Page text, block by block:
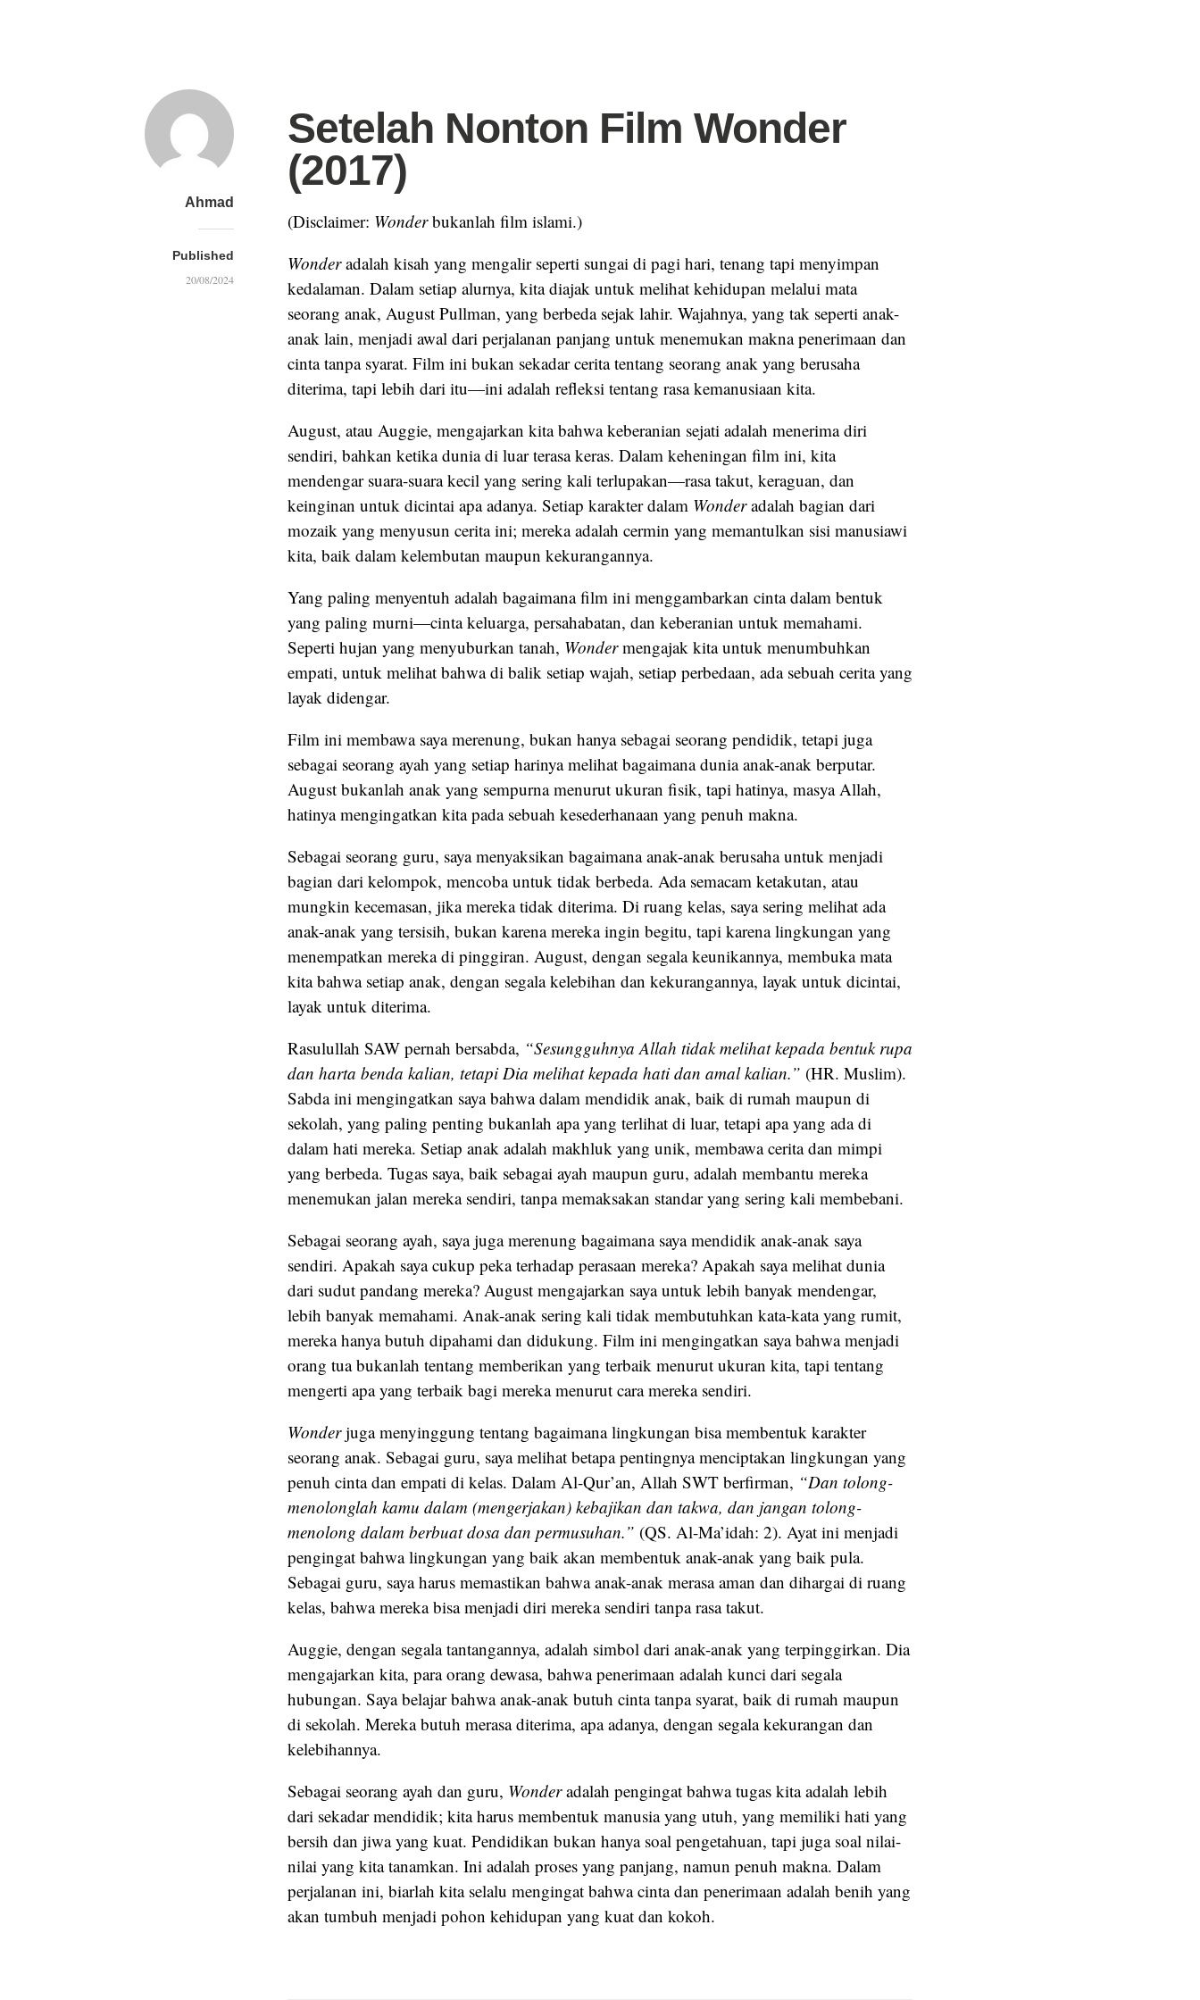
Ahmad
Published
20/08/2024
Setelah Nonton Film Wonder
(2017)
(Disclaimer: Wonderbukanlah film islami.)
Wonderadalah kisah yang mengalir seperti sungai di pagi hari, tenang tapi menyimpan
kedalaman. Dalam setiap alurnya, kita diajak untuk melihat kehidupan melalui mata
seorang anak, August Pullman, yang berbeda sejak lahir. Wajahnya, yang tak seperti anak-
anak lain, menjadi awal dari perjalanan panjang untuk menemukan makna penerimaan dan
cinta tanpa syarat. Film ini bukan sekadar cerita tentang seorang anak yang berusaha
diterima, tapi lebih dari itu—ini adalah refleksi tentang rasa kemanusiaan kita.
August, atau Auggie, mengajarkan kita bahwa keberanian sejati adalah menerima diri
sendiri, bahkan ketika dunia di luar terasa keras. Dalam keheningan film ini, kita
mendengar suara-suara kecil yang sering kali terlupakan—rasa takut, keraguan, dan
keinginan untuk dicintai apa adanya. Setiap karakter dalam Wonderadalah bagian dari
mozaik yang menyusun cerita ini; mereka adalah cermin yang memantulkan sisi manusiawi
kita, baik dalam kelembutan maupun kekurangannya.
Yang paling menyentuh adalah bagaimana film ini menggambarkan cinta dalam bentuk
yang paling murni—cinta keluarga, persahabatan, dan keberanian untuk memahami.
Seperti hujan yang menyuburkan tanah, Wondermengajak kita untuk menumbuhkan
empati, untuk melihat bahwa di balik setiap wajah, setiap perbedaan, ada sebuah cerita yang
layak didengar.
Film ini membawa saya merenung, bukan hanya sebagai seorang pendidik, tetapi juga
sebagai seorang ayah yang setiap harinya melihat bagaimana dunia anak-anak berputar.
August bukanlah anak yang sempurna menurut ukuran fisik, tapi hatinya, masya Allah,
hatinya mengingatkan kita pada sebuah kesederhanaan yang penuh makna.
Sebagai seorang guru, saya menyaksikan bagaimana anak-anak berusaha untuk menjadi
bagian dari kelompok, mencoba untuk tidak berbeda. Ada semacam ketakutan, atau
mungkin kecemasan, jika mereka tidak diterima. Di ruang kelas, saya sering melihat ada
anak-anak yang tersisih, bukan karena mereka ingin begitu, tapi karena lingkungan yang
menempatkan mereka di pinggiran. August, dengan segala keunikannya, membuka mata
kita bahwa setiap anak, dengan segala kelebihan dan kekurangannya, layak untuk dicintai,
layak untuk diterima.
Rasulullah SAW pernah bersabda, “Sesungguhnya Allah tidak melihat kepada bentuk rupa
dan harta benda kalian, tetapi Dia melihat kepada hati dan amal kalian.” (HR. Muslim).
Sabda ini mengingatkan saya bahwa dalam mendidik anak, baik di rumah maupun di
sekolah, yang paling penting bukanlah apa yang terlihat di luar, tetapi apa yang ada di
dalam hati mereka. Setiap anak adalah makhluk yang unik, membawa cerita dan mimpi
yang berbeda. Tugas saya, baik sebagai ayah maupun guru, adalah membantu mereka
menemukan jalan mereka sendiri, tanpa memaksakan standar yang sering kali membebani.
Sebagai seorang ayah, saya juga merenung bagaimana saya mendidik anak-anak saya
sendiri. Apakah saya cukup peka terhadap perasaan mereka? Apakah saya melihat dunia
dari sudut pandang mereka? August mengajarkan saya untuk lebih banyak mendengar,
lebih banyak memahami. Anak-anak sering kali tidak membutuhkan kata-kata yang rumit,
mereka hanya butuh dipahami dan didukung. Film ini mengingatkan saya bahwa menjadi
orang tua bukanlah tentang memberikan yang terbaik menurut ukuran kita, tapi tentang
mengerti apa yang terbaik bagi mereka menurut cara mereka sendiri.
Wonderjuga menyinggung tentang bagaimana lingkungan bisa membentuk karakter
seorang anak. Sebagai guru, saya melihat betapa pentingnya menciptakan lingkungan yang
penuh cinta dan empati di kelas. Dalam Al-Qur’an, Allah SWT berfirman, “Dan tolong-
menolonglah kamu dalam (mengerjakan) kebajikan dan takwa, dan jangan tolong-
menolong dalam berbuat dosa dan permusuhan.” (QS. Al-Ma’idah: 2). Ayat ini menjadi
pengingat bahwa lingkungan yang baik akan membentuk anak-anak yang baik pula.
Sebagai guru, saya harus memastikan bahwa anak-anak merasa aman dan dihargai di ruang
kelas, bahwa mereka bisa menjadi diri mereka sendiri tanpa rasa takut.
Auggie, dengan segala tantangannya, adalah simbol dari anak-anak yang terpinggirkan. Dia
mengajarkan kita, para orang dewasa, bahwa penerimaan adalah kunci dari segala
hubungan. Saya belajar bahwa anak-anak butuh cinta tanpa syarat, baik di rumah maupun
di sekolah. Mereka butuh merasa diterima, apa adanya, dengan segala kekurangan dan
kelebihannya.
Sebagai seorang ayah dan guru, Wonderadalah pengingat bahwa tugas kita adalah lebih
dari sekadar mendidik; kita harus membentuk manusia yang utuh, yang memiliki hati yang
bersih dan jiwa yang kuat. Pendidikan bukan hanya soal pengetahuan, tapi juga soal nilai-
nilai yang kita tanamkan. Ini adalah proses yang panjang, namun penuh makna. Dalam
perjalanan ini, biarlah kita selalu mengingat bahwa cinta dan penerimaan adalah benih yang
akan tumbuh menjadi pohon kehidupan yang kuat dan kokoh.